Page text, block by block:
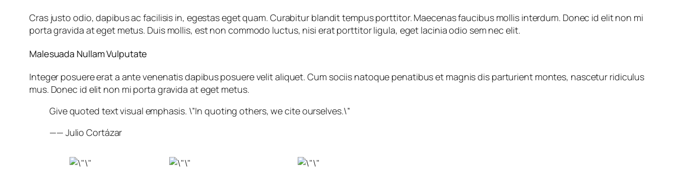
Cras justo odio, dapibus ac facilisis in, egestas eget quam. Curabitur blandit tempus porttitor. Maecenas faucibus mollis interdum. Donec id elit non mi
porta gravida at eget metus. Duis mollis, est non commodo luctus, nisi erat porttitor ligula, eget lacinia odio sem nec elit.
Malesuada Nullam Vulputate
Integer posuere erat a ante venenatis dapibus posuere velit aliquet. Cum sociis natoque penatibus et magnis dis parturient montes, nascetur ridiculus
mus. Donec id elit non mi porta gravida at eget metus.
Give quoted text visual emphasis. \”In quoting others, we cite ourselves.\”
—— Julio Cortázar